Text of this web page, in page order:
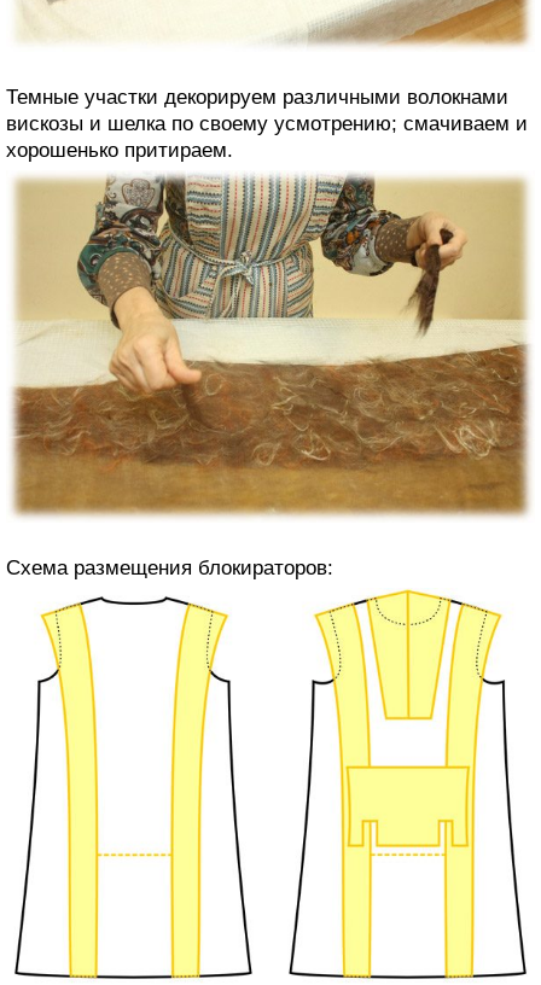
Темные участки декорируем различными волокнами
вискозы и шелка по своему усмотрению; смачиваем и
хорошенько притираем.
Схема размещения блокираторов: